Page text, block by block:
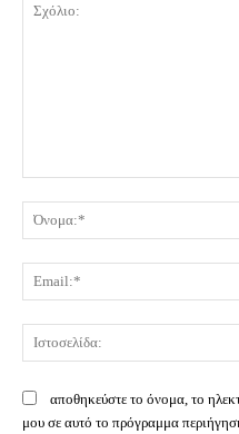
αποθηκεύστε το όνομα, το
μου σε αυτό το πρόγραμμα